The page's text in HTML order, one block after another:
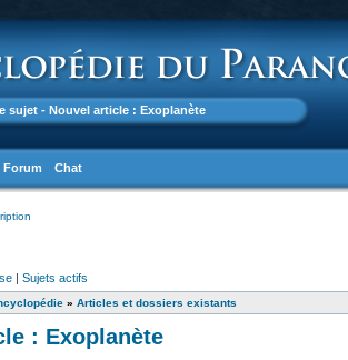
sujet - Nouvel article : Exoplanète
Forum Chat
| Sujets actifs
» Articles et dossiers existants
: Exoplanète